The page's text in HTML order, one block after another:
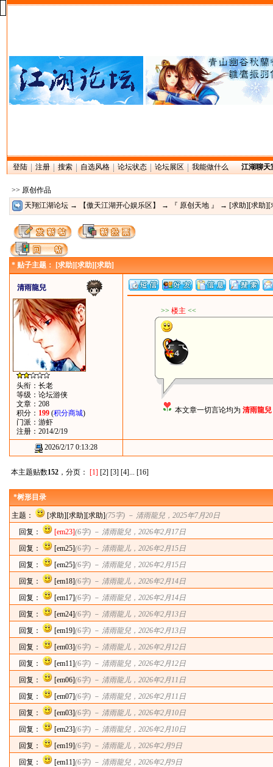
登陆 注册 搜索 自选风格 论坛状态 论坛展区 我能做什么 江湖聊天
>> 原创作品
天翔江湖论坛 → 【傲天江湖开心娱乐区】 → 『 原创天地 』 → [求助][求助][
* 贴子主题： [求助][求助][求助]
清雨龍兒
头衔：长老
等级：论坛游侠
文章：208
积分： 199 (积分商城)
门派：游虾
注册：2014/2/19
>> 楼主 <<
本文章一切言论均为 清雨龍兒
2026/2/17 0:13:28
本主题贴数152 ，分页： [1] [2] [3] [4]... [16]
*树形目录
主题： [求助][求助][求助](75字) － 清雨龍兒 ，2025年7月20日
回复：
[em23](6字) － 清雨龍兒 ，2026年2月17日
回复：
[em25](6字) － 清雨龍儿 ，2026年2月15日
回复：
[em25](6字) － 清雨龍兒 ，2026年2月15日
回复：
[em18](6字) － 清雨龍儿 ，2026年2月14日
回复：
[em17](6字) － 清雨龍兒 ，2026年2月14日
回复：
[em24](6字) － 清雨龍儿 ，2026年2月13日
回复：
[em19](6字) － 清雨龍兒 ，2026年2月13日
回复：
[em03](6字) － 清雨龍儿 ，2026年2月12日
回复：
[em11](6字) － 清雨龍兒 ，2026年2月12日
回复：
[em06](6字) － 清雨龍儿 ，2026年2月11日
回复：
[em07](6字) － 清雨龍兒 ，2026年2月11日
回复：
[em03](6字) － 清雨龍儿 ，2026年2月10日
回复：
[em23](6字) － 清雨龍兒 ，2026年2月10日
回复：
[em19](6字) － 清雨龍儿 ，2026年2月9日
回复：
[em11](6字) － 清雨龍兒 ，2026年2月9日